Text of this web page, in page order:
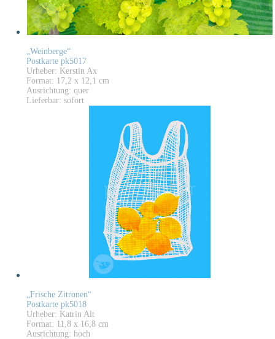
„Weinberge“
Postkarte pk5017
Urheber: Kerstin Ax
Format: 17,2 x 12,1 cm
Ausrichtung: quer
Lieferbar: sofort
„Frische Zitronen“
Postkarte pk5018
Urheber: Katrin Alt
Format: 11,8 x 16,8 cm
Ausrichtung: hoch